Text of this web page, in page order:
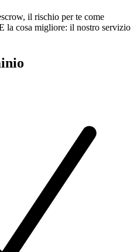
il rischio per te come
la cosa migliore: il nostro servizio